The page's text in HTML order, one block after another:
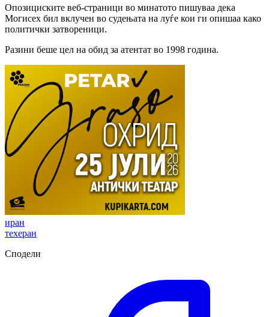
Опозициските веб-страници во минатото пишуваа дека
Могисех бил вклучен во судењата на луѓе кои ги опишаа како
политички затвореници.
Разини беше цел на обид за атентат во 1998 година.
иран
техеран
Сподели